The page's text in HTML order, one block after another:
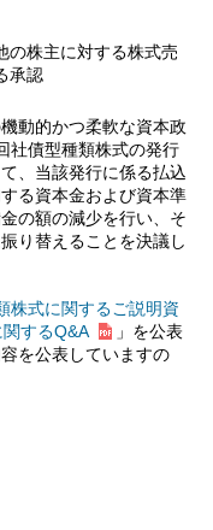
の株主に対する株式売
承認
動的かつ柔軟な資本政
社債型種類株式の発行
、当該発行に係る払込
る資本金および資本準
の額の減少を行い、そ
り替えることを決議し
株式に関するご説明資
するQ&A
」を公表
を公表していますの